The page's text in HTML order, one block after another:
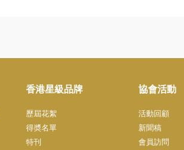
香港星級品牌
歷屆花絮
得奬名單
特刊
協會活動
活動回顧
新聞稿
會員訪問